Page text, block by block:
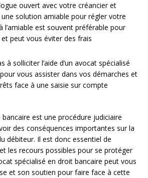
ouvert avec votre créancier et
solution amiable pour régler votre
l’amiable est souvent préférable pour
peut vous éviter des frais
à solliciter l’aide d’un avocat spécialisé
vous assister dans vos démarches et
face à une saisie sur compte
est une procédure judiciaire
des conséquences importantes sur la
débiteur. Il est donc essentiel de
les recours possibles pour se protéger
spécialisé en droit bancaire peut vous
et son soutien pour faire face à cette